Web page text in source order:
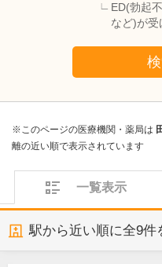
ED(勃起
など)が受
※このページの医療機関・薬局は
離の近い順で表示されています
一覧表示
駅から近い順に全9件